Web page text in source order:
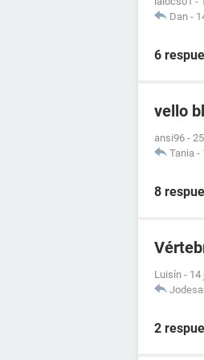
Dan -
6
vello
ansi96 -
Tania -
8
Luisín - 14
2